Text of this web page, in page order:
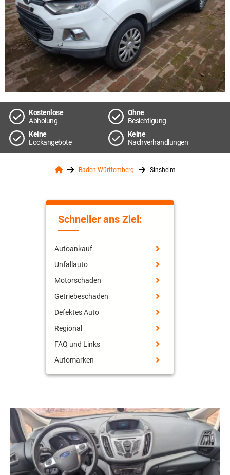
Kostenlose
Abholung
Ohne
Besichtigung
Keine
Lockangebote
Keine
Nachverhandlungen
Baden-Württemberg Sinsheim
Schneller ans Ziel:
Autoankauf
Unfallauto
Motorschaden
Getriebeschaden
Defektes Auto
Regional
FAQ und Links
Automarken